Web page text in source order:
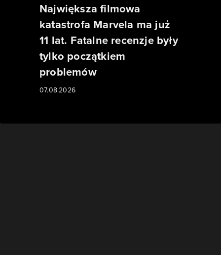
Największa filmowa
katastrofa Marvela ma już
11 lat. Fatalne recenzje były
tylko początkiem
problemów
07.08.2026